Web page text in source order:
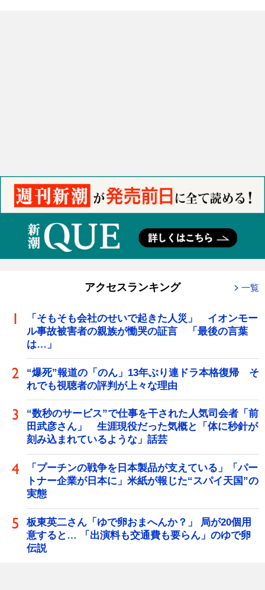
アクセスランキング 一覧
「そもそも会社のせいで起きた人災」 イオンモー
ル事故被害者の親族が慟哭の証言 「最後の言葉
は…」
“爆死”報道の「のん」13年ぶり連ドラ本格復帰 そ
れでも視聴者の評判が上々な理由
“数秒のサービス”で仕事を干された人気司会者「前
田武彦さん」 生涯現役だった気概と「体に秒針が
刻み込まれているような」話芸
「プーチンの戦争を日本製品が支えている」「パー
トナー企業が日本に」米紙が報じた“スパイ天国”の
実態
板東英二さん「ゆで卵おまへんか？」 局が20個用
意すると… 「出演料も交通費も要らん」のゆで卵
伝説